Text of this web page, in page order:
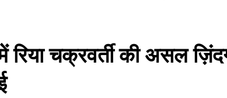
रिया चक्रवर्ती की असल